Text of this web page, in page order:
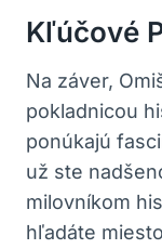
Kľúčové
Na záver,
pokladnicou
ponúkajú
už ste
milovníkom
hľadáte